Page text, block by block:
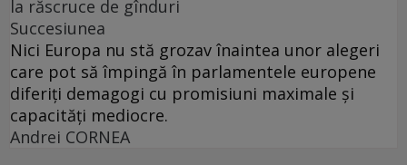
la răscruce de gînduri
Succesiunea
Nici Europa nu stă grozav înaintea unor alegeri
care pot să împingă în parlamentele europene
diferiți demagogi cu promisiuni maximale și
capacități mediocre.
Andrei CORNEA